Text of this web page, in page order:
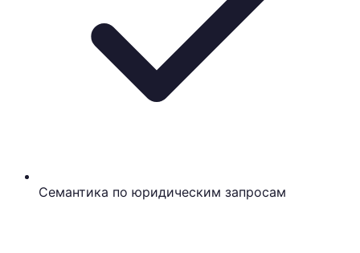
Семантика по юридическим запросам